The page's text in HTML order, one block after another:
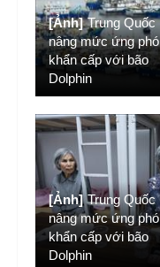
[Ảnh] Trung Quốc
nâng mức ứng phó
khẩn cấp với bão
Dolphin
[Ảnh] Trung Quốc
nâng mức ứng phó
khẩn cấp với bão
Dolphin